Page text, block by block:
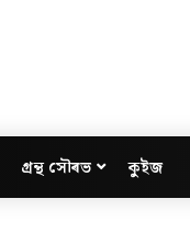
গ্ৰন্থ সৌৰভ কুইজ